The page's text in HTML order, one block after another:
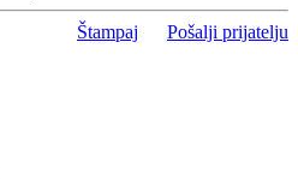
Štampaj Pošalji prijatelju